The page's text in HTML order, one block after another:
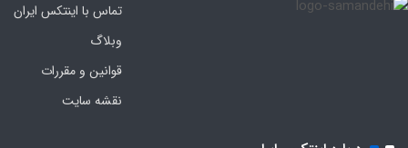
تماس با اینتکس ایران
وبلاگ
قوانین و مقررات
نقشه سایت